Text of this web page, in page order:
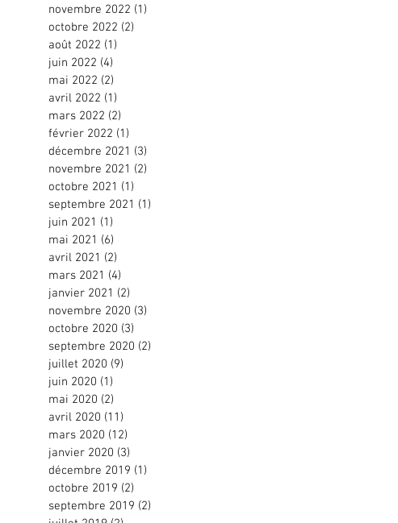
novembre 2022 (1)
octobre 2022 (2)
août 2022 (1)
juin 2022 (4)
mai 2022 (2)
avril 2022 (1)
mars 2022 (2)
février 2022 (1)
décembre 2021 (3)
novembre 2021 (2)
octobre 2021 (1)
septembre 2021 (1)
juin 2021 (1)
mai 2021 (6)
avril 2021 (2)
mars 2021 (4)
janvier 2021 (2)
novembre 2020 (3)
octobre 2020 (3)
septembre 2020 (2)
juillet 2020 (9)
juin 2020 (1)
mai 2020 (2)
avril 2020 (11)
mars 2020 (12)
janvier 2020 (3)
décembre 2019 (1)
octobre 2019 (2)
septembre 2019 (2)